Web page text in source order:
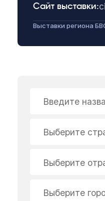
Сайт выставки:
Выставки региона
Введите
Выберите
Выберите
Выберите